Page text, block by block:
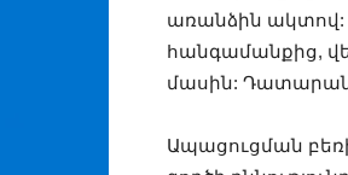
առանձին
հանգամանքից,
մասին:
Ապացուցման